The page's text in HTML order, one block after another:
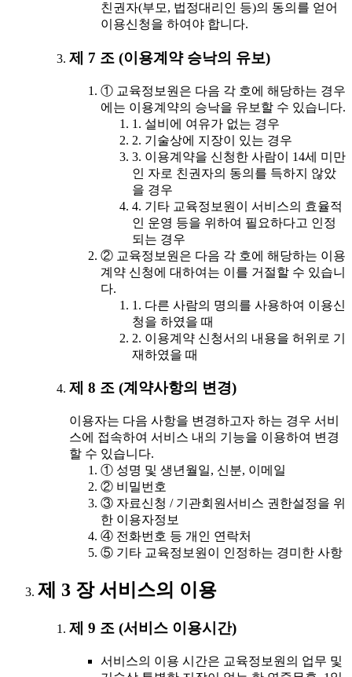
친권자(부모, 법정대리인 등)의 동의를 얻어
이용신청을 하여야 합니다.
제 7 조 (이용계약 승낙의 유보)
① 교육정보원은 다음 각 호에 해당하는 경우
에는 이용계약의 승낙을 유보할 수 있습니다.
1. 설비에 여유가 없는 경우
2. 기술상에 지장이 있는 경우
3. 이용계약을 신청한 사람이 14세 미만
인 자로 친권자의 동의를 득하지 않았
을 경우
4. 기타 교육정보원이 서비스의 효율적
인 운영 등을 위하여 필요하다고 인정
되는 경우
② 교육정보원은 다음 각 호에 해당하는 이용
계약 신청에 대하여는 이를 거절할 수 있습니
다.
1. 다른 사람의 명의를 사용하여 이용신
청을 하였을 때
2. 이용계약 신청서의 내용을 허위로 기
재하였을 때
제 8 조 (계약사항의 변경)
이용자는 다음 사항을 변경하고자 하는 경우 서비
스에 접속하여 서비스 내의 기능을 이용하여 변경
할 수 있습니다.
① 성명 및 생년월일, 신분, 이메일
② 비밀번호
③ 자료신청 / 기관회원서비스 권한설정을 위
한 이용자정보
④ 전화번호 등 개인 연락처
⑤ 기타 교육정보원이 인정하는 경미한 사항
제 3 장 서비스의 이용
제 9 조 (서비스 이용시간)
서비스의 이용 시간은 교육정보원의 업무 및